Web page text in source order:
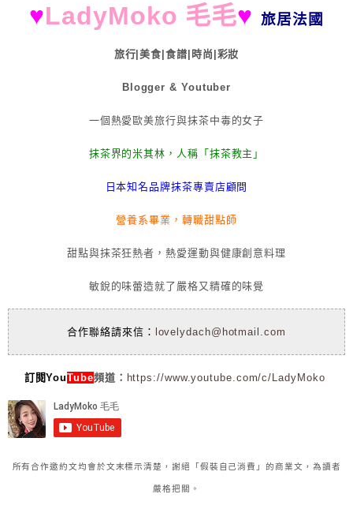
♥LadyMoko 毛毛♥ 旅居法國
旅行|美食|食譜|時尚|彩妝
Blogger & Youtuber
一個熱愛歐美旅行與抹茶中毒的女子
抹茶界的米其林，人稱「抹茶教主」
日本知名品牌抹茶專賣店顧問
營養系畢業，轉職甜點師
甜點與抹茶狂熱者，熱愛運動與健康創意料理
敏銳的味蕾造就了嚴格又精確的味覺
合作聯絡請來信： lovelydach@hotmail.com
訂閱YouTube頻道： https://www.youtube.com/c/LadyMoko
所有合作邀約文均會於文末標示清楚，謝絕「假裝自己消費」的商業文，為讀者
嚴格把關。